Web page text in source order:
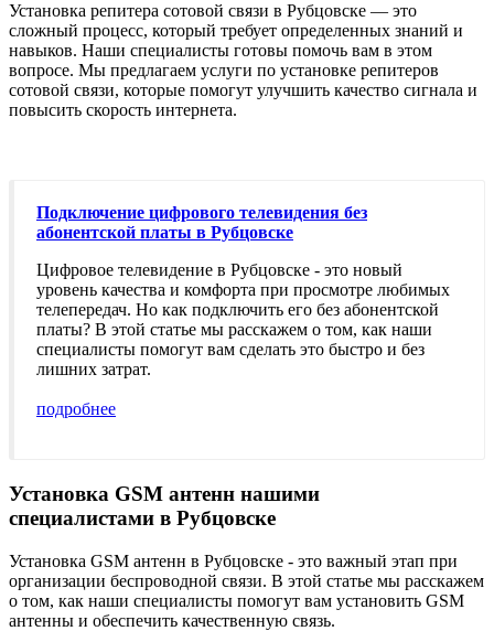
Установка репитера сотовой связи в Рубцовске — это
сложный процесс, который требует определенных знаний и
навыков. Наши специалисты готовы помочь вам в этом
вопросе. Мы предлагаем услуги по установке репитеров
сотовой связи, которые помогут улучшить качество сигнала и
повысить скорость интернета.
Подключение цифрового телевидения без
абонентской платы в Рубцовске
Цифровое телевидение в Рубцовске - это новый
уровень качества и комфорта при просмотре любимых
телепередач. Но как подключить его без абонентской
платы? В этой статье мы расскажем о том, как наши
специалисты помогут вам сделать это быстро и без
лишних затрат.
подробнее
Установка GSM антенн нашими
специалистами в Рубцовске
Установка GSM антенн в Рубцовске - это важный этап при
организации беспроводной связи. В этой статье мы расскажем
о том, как наши специалисты помогут вам установить GSM
антенны и обеспечить качественную связь.